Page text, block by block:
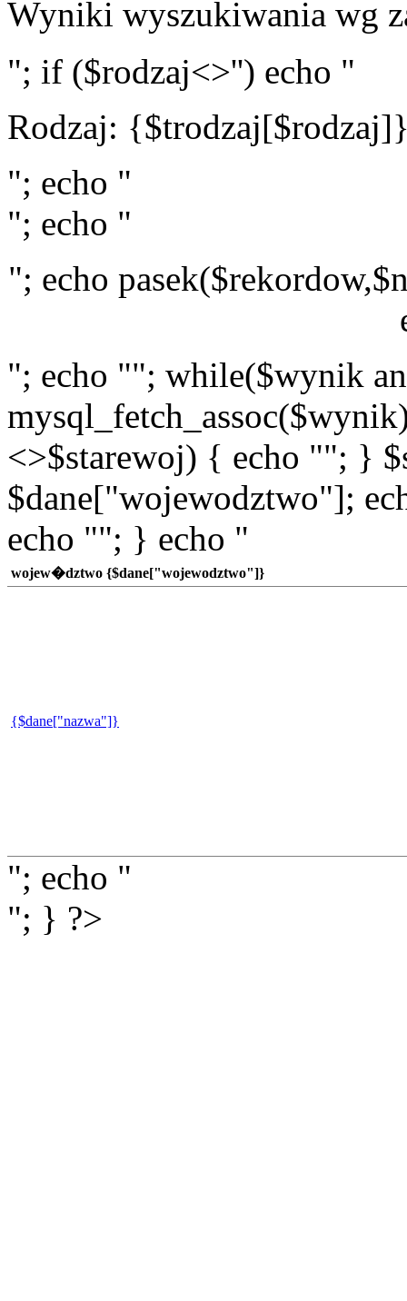
Wyniki wyszukiwania wg
"; if ($rodzaj<>'') echo "
Rodzaj:
"; echo "
"; echo "
"; echo
"; echo ""; while($wynik
<>$starewoj) { echo ""; }
$dane["wojewodztwo"];
echo ""; } echo "
wojew�dztwo {$dane["wojewodztwo"]}
{$dane["nazwa"]}
"; echo "
"; } ?>